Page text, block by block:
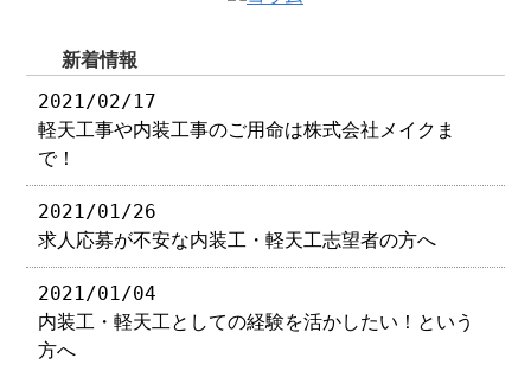
新着情報
2021/02/17
軽天工事や内装工事のご用命は株式会社メイクま
で！
2021/01/26
求人応募が不安な内装工・軽天工志望者の方へ
2021/01/04
内装工・軽天工としての経験を活かしたい！という
方へ